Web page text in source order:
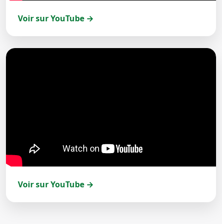
Voir sur YouTube →
Voir sur YouTube →